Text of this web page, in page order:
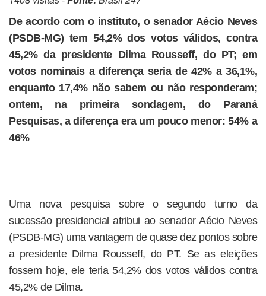
De acordo com o instituto, o senador Aécio Neves
(PSDB-MG) tem 54,2% dos votos válidos, contra
45,2% da presidente Dilma Rousseff, do PT; em
votos nominais a diferença seria de 42% a 36,1%,
enquanto 17,4% não sabem ou não responderam;
ontem, na primeira sondagem, do Paraná
Pesquisas, a diferença era um pouco menor: 54% a
46%
Uma nova pesquisa sobre o segundo turno da
sucessão presidencial atribui ao senador Aécio Neves
(PSDB-MG) uma vantagem de quase dez pontos sobre
a presidente Dilma Rousseff, do PT. Se as eleições
fossem hoje, ele teria 54,2% dos votos válidos contra
45,2% de Dilma.